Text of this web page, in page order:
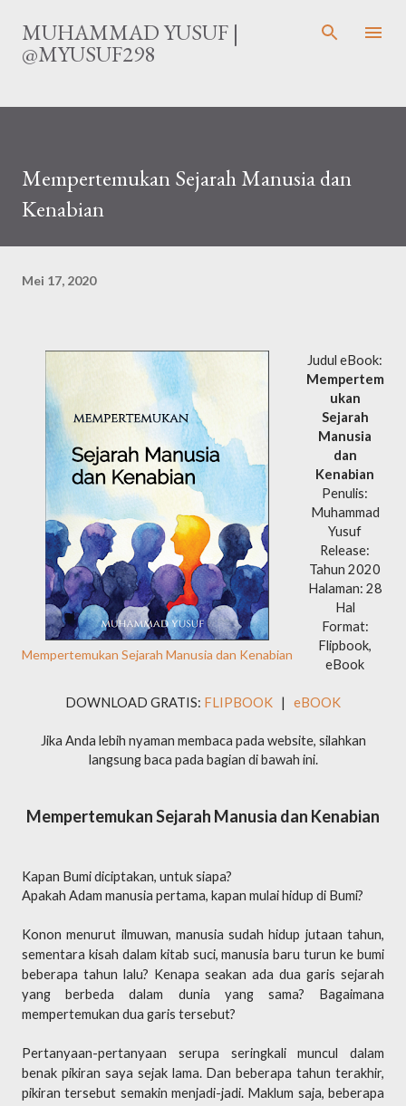
Langsung ke konten utama
MUHAMMAD YUSUF |
@MYUSUF298
Mempertemukan Sejarah Manusia dan
Kenabian
Mei 17, 2020
Mempertemukan Sejarah Manusia dan Kenabian
Judul eBook:
Mempertem
ukan
Sejarah
Manusia
dan
Kenabian
Penulis:
Muhammad
Yusuf
Release:
Tahun 2020
Halaman: 28
Hal
Format:
Flipbook,
eBook
DOWNLOAD GRATIS: FLIPBOOK | eBOOK
Jika Anda lebih nyaman membaca pada website, silahkan
langsung baca pada bagian di bawah ini.
Mempertemukan Sejarah Manusia dan Kenabian
Kapan Bumi diciptakan, untuk siapa?
Apakah Adam manusia pertama, kapan mulai hidup di Bumi?
Konon menurut ilmuwan, manusia sudah hidup jutaan tahun,
sementara kisah dalam kitab suci, manusia baru turun ke bumi
beberapa tahun lalu? Kenapa seakan ada dua garis sejarah
yang berbeda dalam dunia yang sama? Bagaimana
mempertemukan dua garis tersebut?
Pertanyaan-pertanyaan serupa seringkali muncul dalam
benak pikiran saya sejak lama. Dan beberapa tahun terakhir,
pikiran tersebut semakin menjadi-jadi. Maklum saja, beberapa